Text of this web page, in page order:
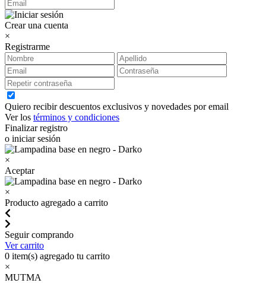
Crear una cuenta
×
Registrarme
Quiero recibir descuentos exclusivos y novedades por email
Ver los términos y condiciones
Finalizar registro
o iniciar sesión
×
Aceptar
×
Producto agregado a carrito
Seguir comprando
Ver carrito
0 item(s) agregado tu carrito
×
MUTMA